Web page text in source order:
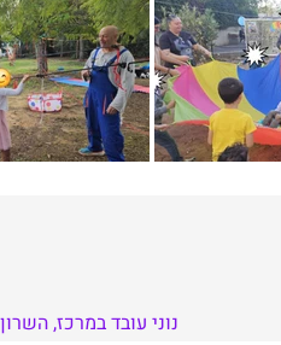
נוני עובד במרכז,